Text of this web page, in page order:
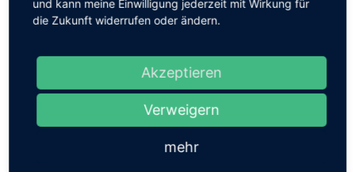
23 Sep, 2019 6320
Strandbad Müggelsee
und kann meine Einwilligung jederzeit mit Wirkung für
die Zukunft widerrufen oder ändern.
Akzeptieren
Verweigern
mehr